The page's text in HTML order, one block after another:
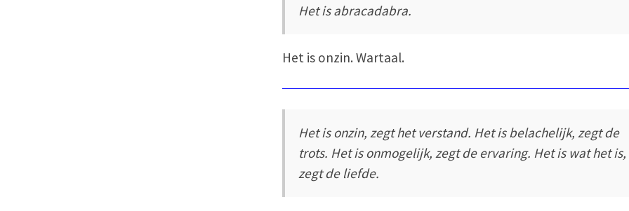
Het is abracadabra.
Het is onzin. Wartaal.
Het is onzin, zegt het verstand. Het is belachelijk, zegt de
trots. Het is onmogelijk, zegt de ervaring. Het is wat het is,
zegt de liefde.